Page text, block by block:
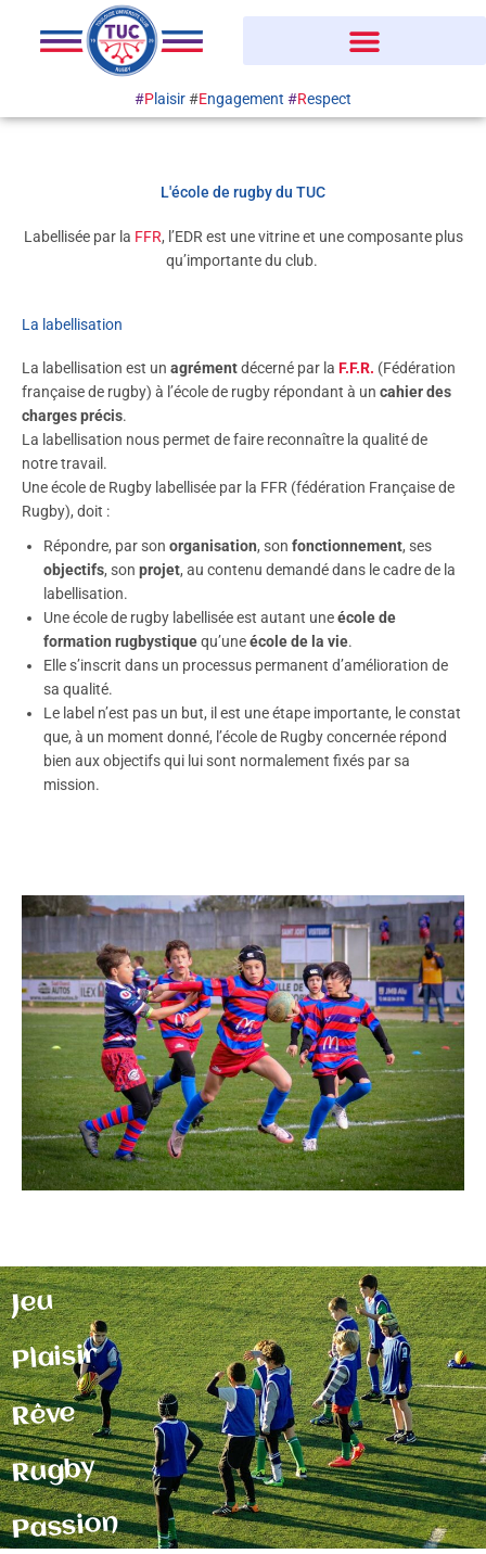
#Plaisir#Engagement #Respect
L'école de rugby du TUC
Labellisée par la FFR, l’EDR est une vitrine et une composante plus
qu’importante du club.
La labellisation
La labellisation est un agrémentdécerné par la F.F.R. (Fédération
française de rugby) à l’école de rugby répondant à un cahier des
charges précis.
La labellisation nous permet de faire reconnaître la qualité de
notre travail.
Une école de Rugby labellisée par la FFR (fédération Française de
Rugby), doit :
Répondre, par son organisation, son fonctionnement, ses
objectifs, son projet, au contenu demandé dans le cadre de la
labellisation.
Une école de rugby labellisée est autant uneécole de
formation rugbystiquequ’uneécole de la vie.
Elle s’inscrit dans un processus permanent d’amélioration de
sa qualité.
Le label n’est pas un but, il est une étape importante, le constat
que, à un moment donné, l’école de Rugby concernée répond
bien aux objectifs qui lui sont normalement fixés par sa
mission.
Jeu
Plaisir
Rêve
Rugby
Passion